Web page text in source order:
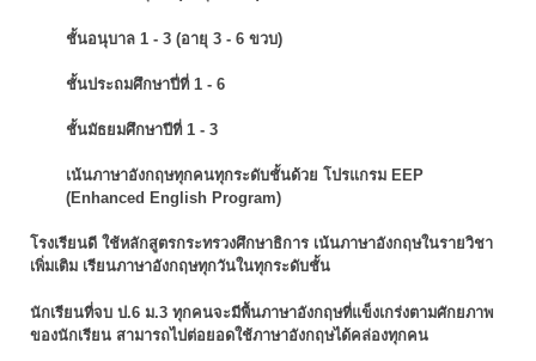
ชั้นอนุบาล 1 - 3 (อายุ 3 - 6 ขวบ)
ชั้นประถมศึกษาปี่ที่ 1 - 6
ชั้นมัธยมศึกษาปีที่ 1 - 3
เน้นภาษาอังกฤษทุกคนทุกระดับชั้นด้วย โปรแกรม EEP
(Enhanced English Program)
โรงเรียนดี ใช้หลักสูตรกระทรวงศึกษาธิการ เน้นภาษาอังกฤษในรายวิชา
เพิ่มเติม เรียนภาษาอังกฤษทุกวันในทุกระดับชั้น
นักเรียนที่จบ ป.6 ม.3 ทุกคนจะมีพื้นภาษาอังกฤษที่แข็งเกร่งตามศักยภาพ
ของนักเรียน สามารถไปต่อยอดใช้ภาษาอังกฤษได้คล่องทุกคน